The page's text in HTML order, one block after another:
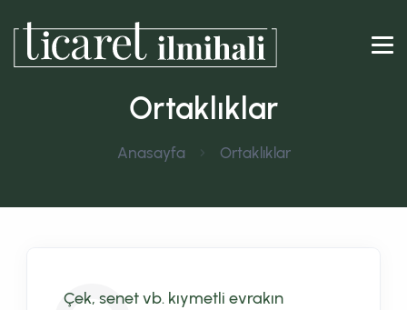
Ortaklıklar
Anasayfa Ortaklıklar
Çek, senet vb. kıymetli evrakın